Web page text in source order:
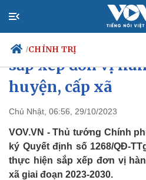
/CHÍNH TRỊ
Chính trị
Tổ chức nhân sự
Quốc hội
Nhận diện sự thật
Thành lập Ban
sắp xếp đơn vị
huyện, cấp xã
Chủ Nhật, 06:56, 29/10/2023
VOV.VN - Thủ tướng Chính
ký Quyết định số 1268/QĐ-
thực hiện sắp xếp đơn vị
xã giai đoạn 2023-2030.